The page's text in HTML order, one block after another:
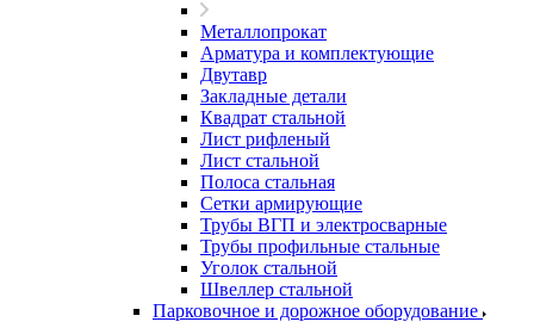
Металлопрокат
Арматура и комплектующие
Двутавр
Закладные детали
Квадрат стальной
Лист рифленый
Лист стальной
Полоса стальная
Сетки армирующие
Трубы ВГП и электросварные
Трубы профильные стальные
Уголок стальной
Швеллер стальной
Парковочное и дорожное оборудование